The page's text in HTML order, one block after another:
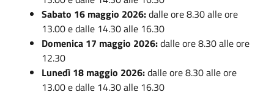
Sabato 16 maggio 2026:dalle ore 8.30 alle ore
13.00 e dalle 14.30 alle 16.30
Domenica 17 maggio 2026:dalle ore 8.30 alle ore
12.30
Lunedì 18 maggio 2026:dalle ore 8.30 alle ore
13.00 e dalle 14.30 alle 16.30